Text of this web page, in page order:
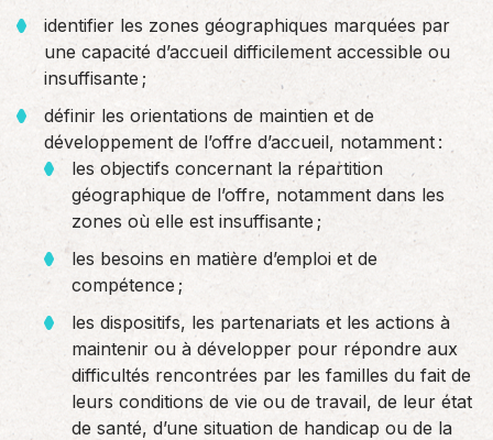
identifier les zones géographiques marquées par
une capacité d’accueil difficilement accessible ou
insuffisante ;
définir les orientations de maintien et de
développement de l’offre d’accueil, notamment :
les objectifs concernant la répartition
géographique de l’offre, notamment dans les
zones où elle est insuffisante ;
les besoins en matière d’emploi et de
compétence ;
les dispositifs, les partenariats et les actions à
maintenir ou à développer pour répondre aux
difficultés rencontrées par les familles du fait de
leurs conditions de vie ou de travail, de leur état
de santé, d’une situation de handicap ou de la